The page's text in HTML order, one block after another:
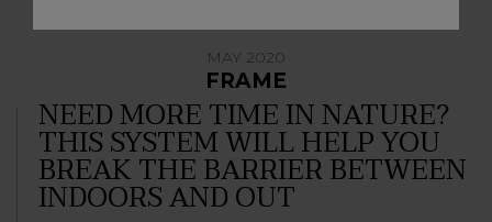
MAY 2020
FRAME
NEED MORE TIME IN NATURE?
THIS SYSTEM WILL HELP YOU
BREAK THE BARRIER BETWEEN
INDOORS AND OUT